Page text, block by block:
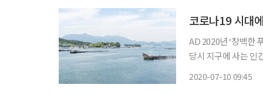
코로나19 시대
AD 2020년 ‘창백한
당시 지구에 사는 인
2020-07-10 09:45